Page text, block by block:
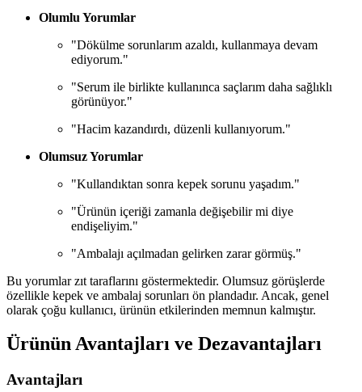
Olumlu Yorumlar
"Dökülme sorunlarım azaldı, kullanmaya devam
ediyorum."
"Serum ile birlikte kullanınca saçlarım daha sağlıklı
görünüyor."
"Hacim kazandırdı, düzenli kullanıyorum."
Olumsuz Yorumlar
"Kullandıktan sonra kepek sorunu yaşadım."
"Ürünün içeriği zamanla değişebilir mi diye
endişeliyim."
"Ambalajı açılmadan gelirken zarar görmüş."
Bu yorumlar zıt taraflarını göstermektedir. Olumsuz görüşlerde
özellikle kepek ve ambalaj sorunları ön plandadır. Ancak, genel
olarak çoğu kullanıcı, ürünün etkilerinden memnun kalmıştır.
Ürünün Avantajları ve Dezavantajları
Avantajları